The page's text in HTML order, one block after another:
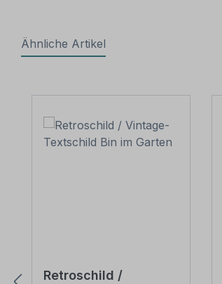
Ähnliche Artikel
Retroschild /